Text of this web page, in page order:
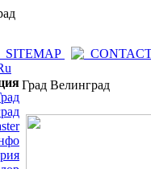
Град Велинград